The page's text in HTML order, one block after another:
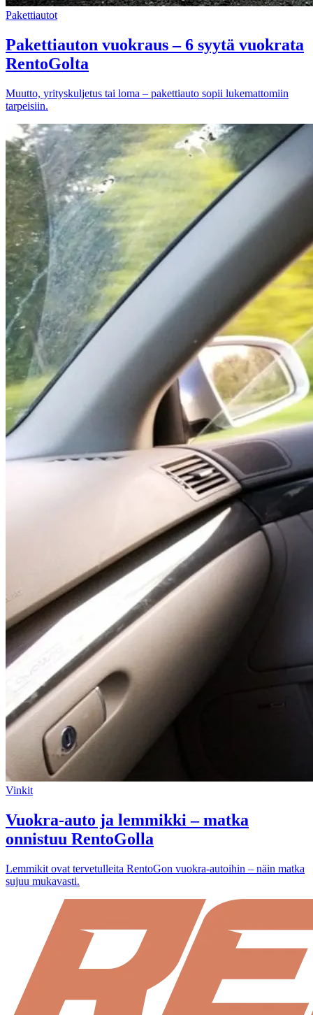
Pakettiautot
Pakettiauton vuokraus – 6 syytä vuokrata
RentoGolta
Muutto, yrityskuljetus tai loma – pakettiauto sopii lukemattomiin
tarpeisiin.
Vinkit
Vuokra-auto ja lemmikki – matka
onnistuu RentoGolla
Lemmikit ovat tervetulleita RentoGon vuokra-autoihin – näin matka
sujuu mukavasti.